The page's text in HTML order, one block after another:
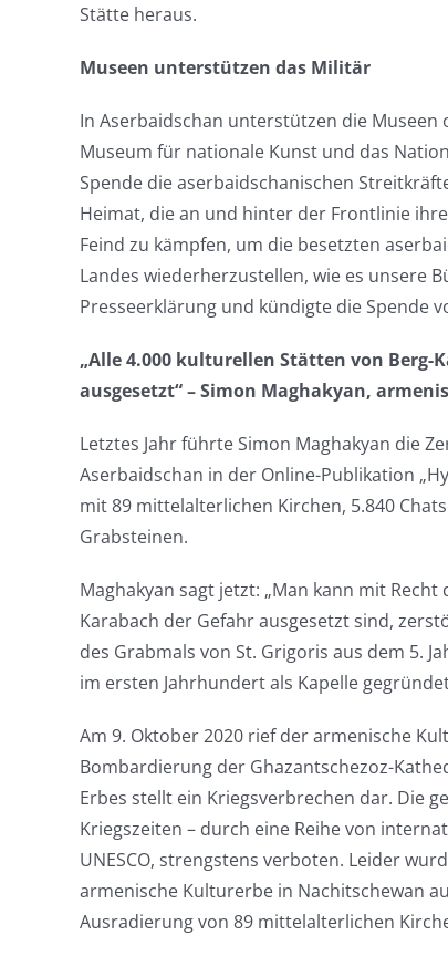
Stätte heraus.
Museen unterstützen das Militär
In Aserbaidschan unterstützen die
Museum für nationale Kunst und das
Spende die aserbaidschanischen
Heimat, die an und hinter der Frontlinie
Feind zu kämpfen, um die besetzten
Landes wiederherzustellen, wie es unsere
Presseerklärung und kündigte die Spende
„Alle 4.000 kulturellen Stätten von
ausgesetzt“ – Simon Maghakyan,
Letztes Jahr führte Simon Maghakyan die
Aserbaidschan in der Online-Publikation
mit 89 mittelalterlichen Kirchen, 5.840
Grabsteinen.
Maghakyan sagt jetzt: „Man kann mit
Karabach der Gefahr ausgesetzt sind,
des Grabmals von St. Grigoris aus dem 5.
im ersten Jahrhundert als Kapelle
Am 9. Oktober 2020 rief der armenische
Bombardierung der Ghazantschezoz-
Erbes stellt ein Kriegsverbrechen dar. Die
Kriegszeiten – durch eine Reihe von
UNESCO, strengstens verboten. Leider
armenische Kulturerbe in Nachitschewan
Ausradierung von 89 mittelalterlichen